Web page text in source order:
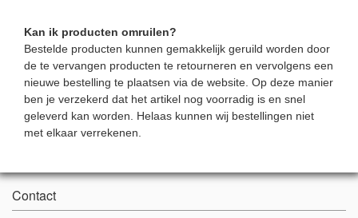
Kan ik producten omruilen?
Bestelde producten kunnen gemakkelijk geruild worden door
de te vervangen producten te retourneren en vervolgens een
nieuwe bestelling te plaatsen via de website. Op deze manier
ben je verzekerd dat het artikel nog voorradig is en snel
geleverd kan worden. Helaas kunnen wij bestellingen niet
met elkaar verrekenen.
Contact